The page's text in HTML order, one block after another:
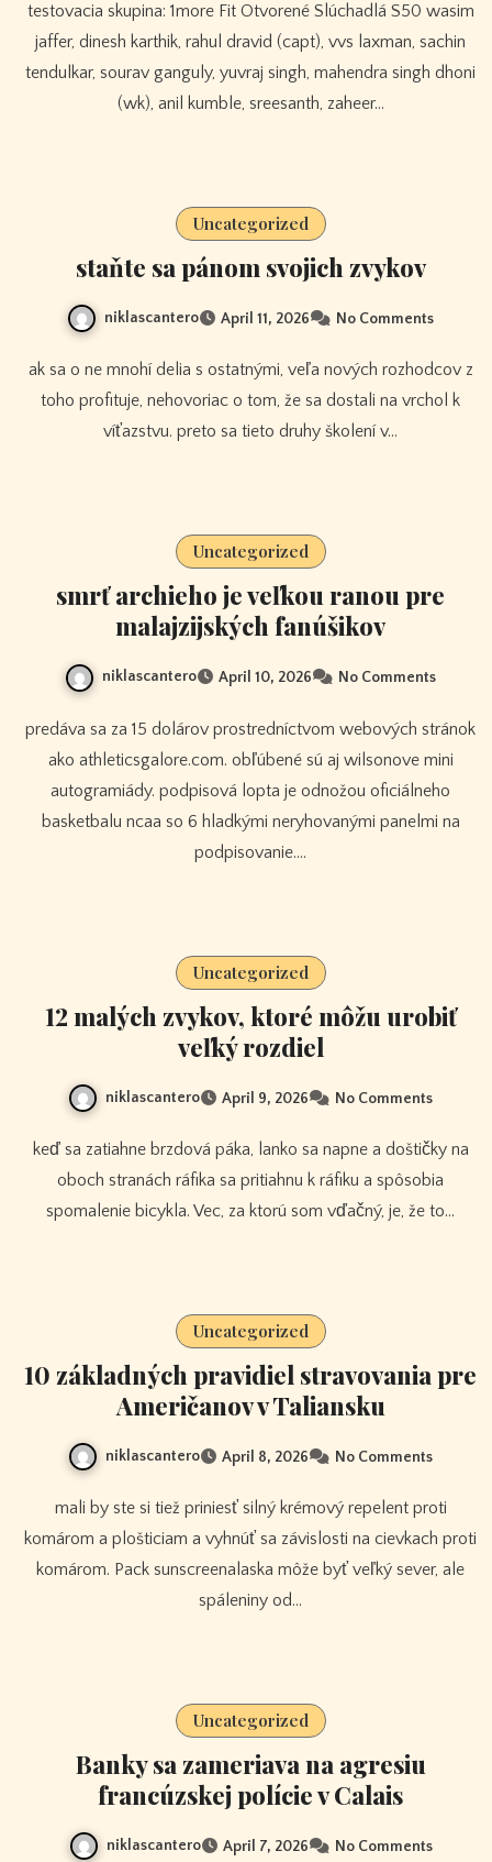
testovacia skupina: 1more Fit Otvorené Slúchadlá S50 wasim
jaffer, dinesh karthik, rahul dravid (capt), vvs laxman, sachin
tendulkar, sourav ganguly, yuvraj singh, mahendra singh dhoni
(wk), anil kumble, sreesanth, zaheer…
Uncategorized
staňte sa pánom svojich zvykov
niklascantero April 11, 2026 No Comments
ak sa o ne mnohí delia s ostatnými, veľa nových rozhodcov z
toho profituje, nehovoriac o tom, že sa dostali na vrchol k
víťazstvu. preto sa tieto druhy školení v…
Uncategorized
smrť archieho je veľkou ranou pre
malajzijských fanúšikov
niklascantero April 10, 2026 No Comments
predáva sa za 15 dolárov prostredníctvom webových stránok
ako athleticsgalore.com. obľúbené sú aj wilsonove mini
autogramiády. podpisová lopta je odnožou oficiálneho
basketbalu ncaa so 6 hladkými neryhovanými panelmi na
podpisovanie.…
Uncategorized
12 malých zvykov, ktoré môžu urobiť
veľký rozdiel
niklascantero April 9, 2026 No Comments
keď sa zatiahne brzdová páka, lanko sa napne a doštičky na
oboch stranách ráfika sa pritiahnu k ráfiku a spôsobia
spomalenie bicykla. Vec, za ktorú som vďačný, je, že to…
Uncategorized
10 základných pravidiel stravovania pre
Američanov v Taliansku
niklascantero April 8, 2026 No Comments
mali by ste si tiež priniesť silný krémový repelent proti
komárom a plošticiam a vyhnúť sa závislosti na cievkach proti
komárom. Pack sunscreenalaska môže byť veľký sever, ale
spáleniny od…
Uncategorized
Banky sa zameriava na agresiu
francúzskej polície v Calais
niklascantero April 7, 2026 No Comments